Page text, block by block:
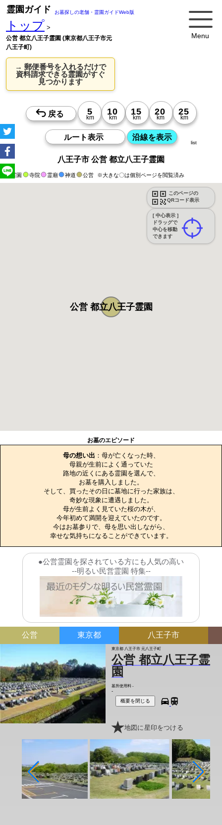
Menu
霊園ガイド お墓探しの老舗・霊園ガイドWeb版
トップ >
公営 都立八王子霊園 (東京都八王子市元
八王子町)
→ 郵便番号を入れるだけで
資料請求できる霊園がすぐ
見つかります
八王子市 公営 都立八王子霊園
霊園 寺院 霊廟 神道 公営 ※大きな〇は個別ページを閲覧済み
このページの
QRコード表示
[ 中心表示 ]
ドラッグで
中心を移動
できます
list
公営 都立八王子霊園
お墓のエピソード
母の想い出 ：母が亡くなった時、
母親が生前によく通っていた
路地の近くにある霊園を選んで、
お墓を購入しました。
そして、買ったその日に墓地に行った家族は、
奇妙な現象に遭遇しました。
母が生前よく見ていた桜の木が、
今年初めて満開を迎えていたのです。
今はお墓参りで、母を思い出しながら、
幸せな気持ちになることができています。
●公営霊園を探されている方にも人気の高い
--明るい民営霊園 特集--
公営 東京都 八王子市
東京都 八王子市 元八王子町
公営 都立八王子霊
園
墓所使用料 -
-
概要を閉じる
地図に星印をつける